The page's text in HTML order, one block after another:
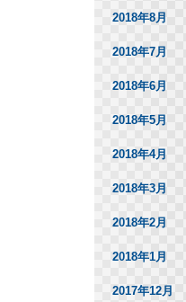
2018年8月
2018年7月
2018年6月
2018年5月
2018年4月
2018年3月
2018年2月
2018年1月
2017年12月